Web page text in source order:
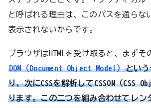
と呼ばれる理由は、このパスを通らな
表示されないからです。
ブラウザはHTMLを受け取ると、まずそ
DOM（Document Object Model）とい
り、次にCSSを解析してCSSOM（CSS
ります。この二つを組み合わせてレン